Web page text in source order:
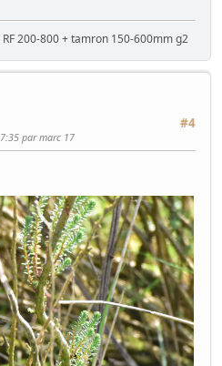
200-800 + tamron 150-600mm g2
#4
par marc 17